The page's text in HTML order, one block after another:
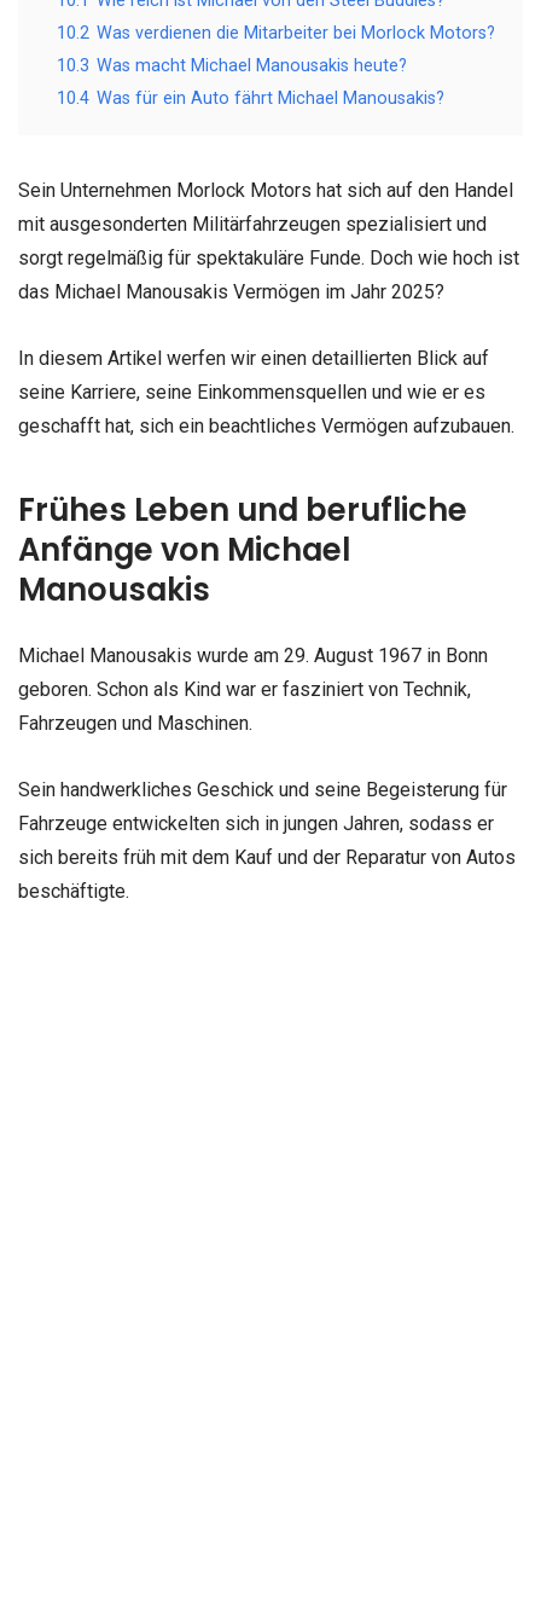
10.2 Was verdienen die Mitarbeiter bei Morlock Motors?
10.3 Was macht Michael Manousakis heute?
10.4 Was für ein Auto fährt Michael Manousakis?
Sein Unternehmen Morlock Motors hat sich auf den Handel
mit ausgesonderten Militärfahrzeugen spezialisiert und
sorgt regelmäßig für spektakuläre Funde. Doch wie hoch ist
das Michael Manousakis Vermögen im Jahr 2025?
In diesem Artikel werfen wir einen detaillierten Blick auf
seine Karriere, seine Einkommensquellen und wie er es
geschafft hat, sich ein beachtliches Vermögen aufzubauen.
Frühes Leben und berufliche
Anfänge von Michael
Manousakis
Michael Manousakis wurde am 29. August 1967 in Bonn
geboren. Schon als Kind war er fasziniert von Technik,
Fahrzeugen und Maschinen.
Sein handwerkliches Geschick und seine Begeisterung für
Fahrzeuge entwickelten sich in jungen Jahren, sodass er
sich bereits früh mit dem Kauf und der Reparatur von Autos
beschäftigte.